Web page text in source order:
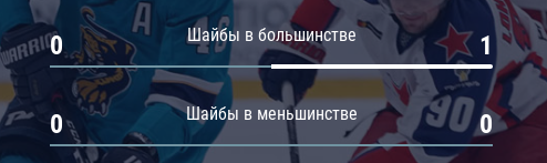
Амур
Барыс
Салават Юлаев
Шайбы в большинстве
0 1
Шайбы в меньшинстве
0 0